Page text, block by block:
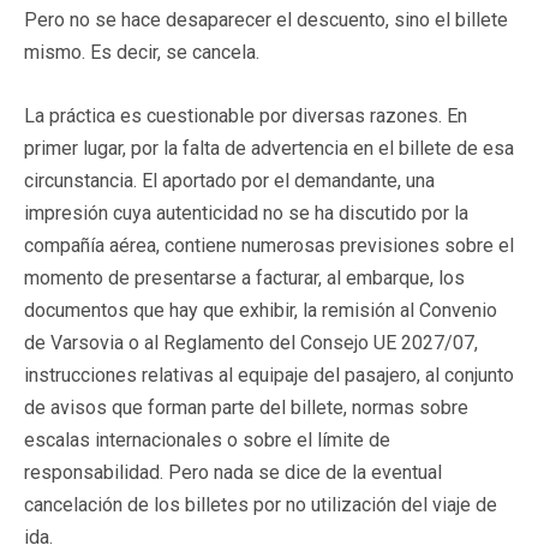
Pero no se hace desaparecer el descuento, sino el billete
mismo. Es decir, se cancela.
La práctica es cuestionable por diversas razones. En
primer lugar, por la falta de advertencia en el billete de esa
circunstancia. El aportado por el demandante, una
impresión cuya autenticidad no se ha discutido por la
compañía aérea, contiene numerosas previsiones sobre el
momento de presentarse a facturar, al embarque, los
documentos que hay que exhibir, la remisión al Convenio
de Varsovia o al Reglamento del Consejo UE 2027/07,
instrucciones relativas al equipaje del pasajero, al conjunto
de avisos que forman parte del billete, normas sobre
escalas internacionales o sobre el límite de
responsabilidad. Pero nada se dice de la eventual
cancelación de los billetes por no utilización del viaje de
ida.